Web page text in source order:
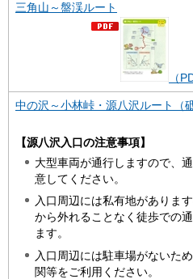
三角山～盤渓ルート
（
中の沢～小林峠・源八沢ルート（
【源八沢入口の注意事項】
大型車両が通行しますので、
意してください。
入口周辺には私有地がありま
から外れることなく徒歩での
ます。
入口周辺には駐車場がないた
関等をご利用ください。